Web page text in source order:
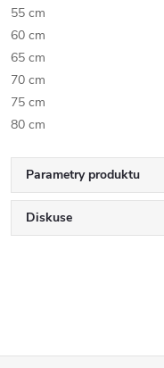
55 cm
60 cm
65 cm
70 cm
75 cm
80 cm
Parametry produktu
Diskuse